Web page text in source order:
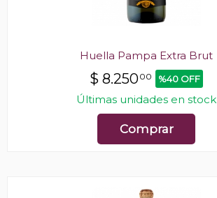
Huella Pampa Extra Brut
$ 8.25000 %40 OFF
Últimas unidades en stock
Comprar